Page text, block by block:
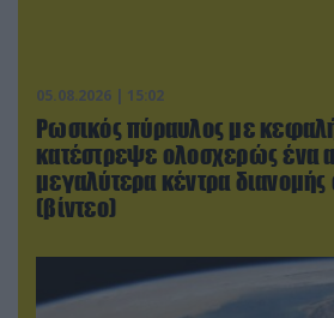
05.08.2026 | 15:02
Ρωσικός πύραυλος με
κατέστρεψε ολοσχερώς ένα
μεγαλύτερα κέντρα διανομής
(βίντεο)